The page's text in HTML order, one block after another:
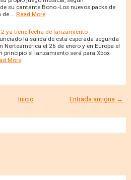
su cantante Bono.-Los nuevos packs de
de … Read More
2 ya tiene fecha de lanzamiento
la salida de esta esperada segunda
Norteamérica el 26 de enero y en Europa el
principio el lanzamiento será para Xbox
More
Entrada antigua →
Inicio